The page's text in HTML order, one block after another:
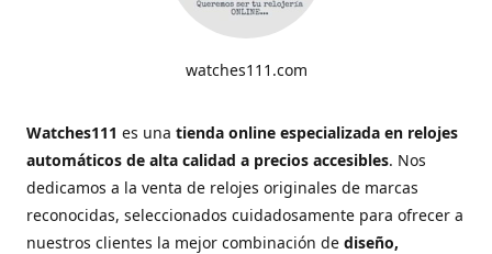
watches111.com
Watches111 es una tienda online especializada en relojes
automáticos de alta calidad a precios accesibles. Nos
dedicamos a la venta de relojes originales de marcas
reconocidas, seleccionados cuidadosamente para ofrecer a
nuestros clientes la mejor combinación de diseño,